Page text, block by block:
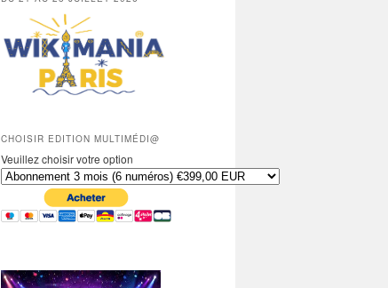
CHOISIR EDITION MULTIMÉDI@
Veuillez choisir votre option